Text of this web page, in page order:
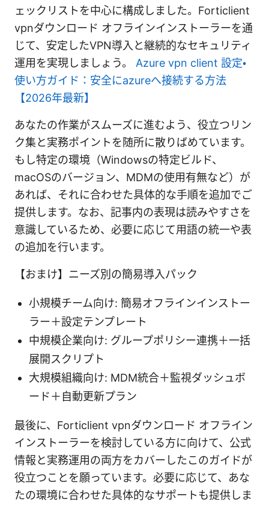
ェックリストを中心に構成しました。Forticlient
vpnダウンロード オフラインインストーラーを通
じて、安定したVPN導入と継続的なセキュリティ
運用を実現しましょう。 Azure vpn client 設定・
使い方ガイド：安全にazureへ接続する方法
【2026年最新】
あなたの作業がスムーズに進むよう、役立つリン
ク集と実務ポイントを随所に散りばめています。
もし特定の環境（Windowsの特定ビルド、
macOSのバージョン、MDMの使用有無など）が
あれば、それに合わせた具体的な手順を追加でご
提供します。なお、記事内の表現は読みやすさを
意識しているため、必要に応じて用語の統一や表
の追加を行います。
【おまけ】ニーズ別の簡易導入パック
小規模チーム向け: 簡易オフラインインストー
ラー＋設定テンプレート
中規模企業向け: グループポリシー連携＋一括
展開スクリプト
大規模組織向け: MDM統合＋監視ダッシュボ
ード＋自動更新プラン
最後に、Forticlient vpnダウンロード オフライン
インストーラーを検討している方に向けて、公式
情報と実務運用の両方をカバーしたこのガイドが
役立つことを願っています。必要に応じて、あな
たの環境に合わせた具体的なサポートも提供しま